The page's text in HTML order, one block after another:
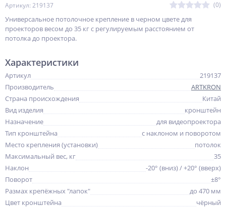
Артикул: 219137 (0)
Универсальное потолочное крепление в черном цвете для
проекторов весом до 35 кг c регулируемым расстоянием от
потолка до проектора.
Характеристики
Артикул
219137
Производитель
ARTKRON
Страна происхождения
Китай
Вид изделия
кронштейн
Назначение
для видеопроектора
Тип кронштейна
с наклоном и поворотом
Место крепления (установки)
потолок
Максимальный вес, кг
35
Наклон
-20° (вниз) / +20° (вверх)
Поворот
±8°
Размах крепёжных "лапок"
до 470 мм
Цвет кронштейна
чёрный